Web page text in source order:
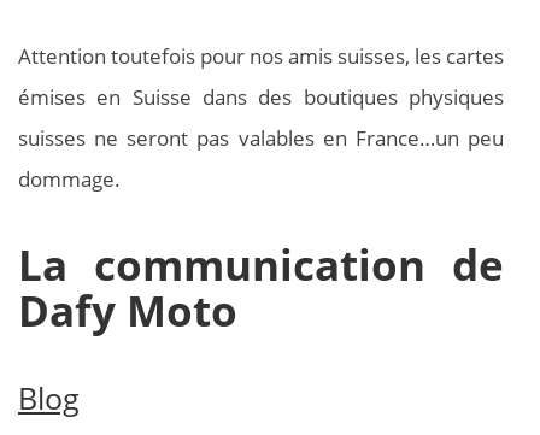
Attention toutefois pour nos amis suisses, les cartes
émises en Suisse dans des boutiques physiques
suisses ne seront pas valables en France…un peu
dommage.
La communication de
Dafy Moto
Blog